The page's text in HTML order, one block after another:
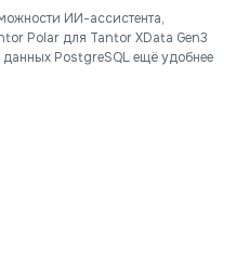
ИИ-ассистента,
Polar для Tantor XData Gen3
PostgreSQL ещё удобнее